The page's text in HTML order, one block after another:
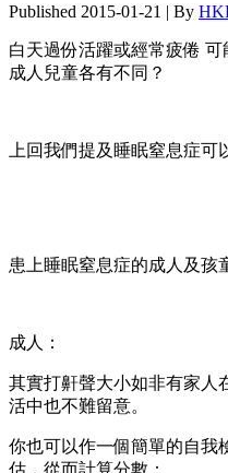
Published 2015-01-21 | By
白天過份活躍或經常疲倦 可
成人兒童各有不同？
上回我們提及睡眠窒息症可
患上睡眠窒息症的成人及孩
成人：
其實打鼾聲大小如非有家人
活中也不難留意。
你也可以作一個簡單的自我
估，從而計算分數：